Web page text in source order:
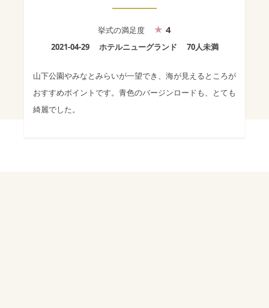
挙式の満足度 4
2021-04-29 ホテルニューグランド 70人未満
山下公園やみなとみらいが一望でき、海が見えるところが
おすすめポイントです。青色のバージンロードも、とても
綺麗でした。